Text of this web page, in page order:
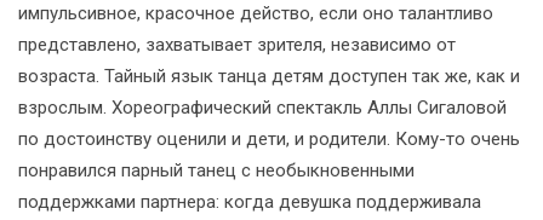
импульсивное, красочное действо, если оно талантливо
представлено, захватывает зрителя, независимо от
возраста. Тайный язык танца детям доступен так же, как и
взрослым. Хореографический спектакль Аллы Сигаловой
по достоинству оценили и дети, и родители. Кому-то очень
понравился парный танец с необыкновенными
поддержками партнера: когда девушка поддерживала